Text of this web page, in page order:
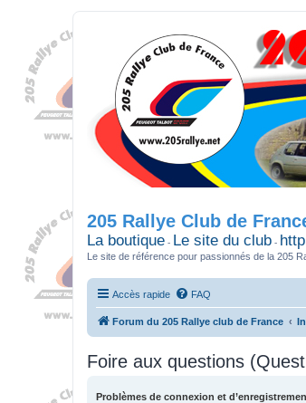
205 Rallye Club de
La boutique - Le site du club -
Le site de référence pour passionnés de la 205
Accès rapide FAQ
Forum du 205 Rallye club de France
Foire aux questions
Problèmes de connexion et